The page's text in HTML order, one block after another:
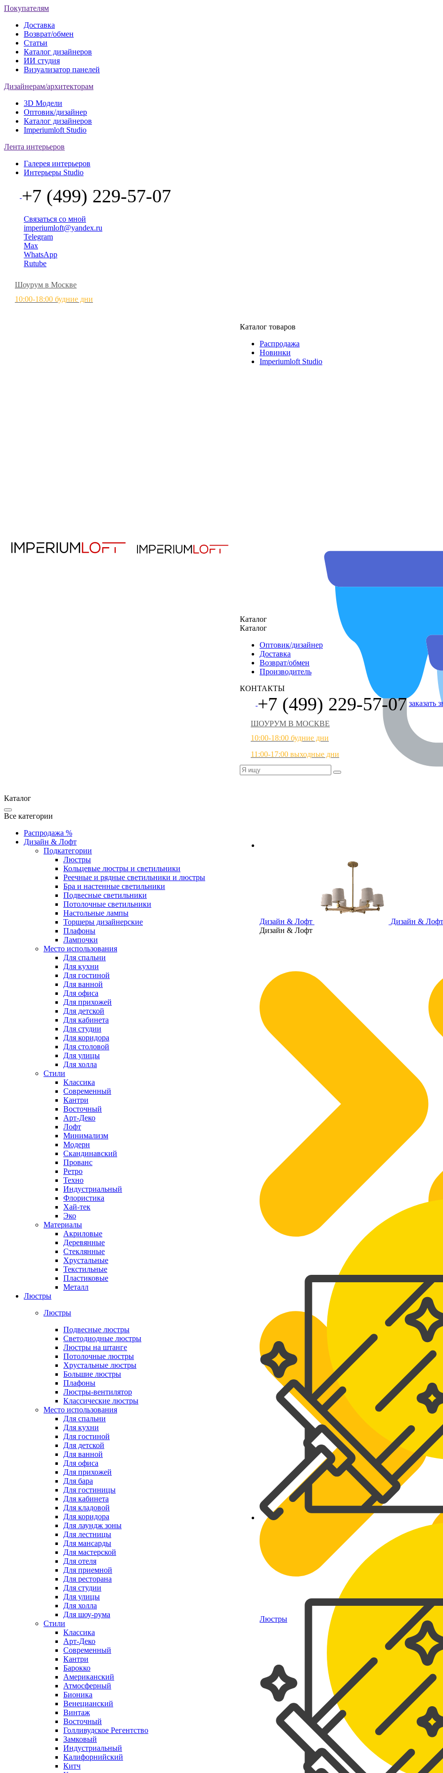
Покупателям
Доставка
Возврат/обмен
Статьи
Каталог дизайнеров
ИИ студия
Визуализатор панелей
Дизайнерам/архитекторам
3D Модели
Оптовик/дизайнер
Каталог дизайнеров
Imperiumloft Studio
Лента интерьеров
Галерея интерьеров
Интерьеры Studio
+7 (499) 229-57-07
Связаться со мной
imperiumloft@yandex.ru
Telegram
Max
WhatsApp
Rutube
Шоурум в Москве
10:00-18:00 будние дни
Каталог товаров
Распродажа
Новинки
Imperiumloft Studio
Дизайн & Лофт
Дизайн & Лофт
Дизайн & Лофт
Люстры
Каталог
Каталог
Оптовик/дизайнер
Доставка
Возврат/обмен
Производитель
КОНТАКТЫ
+7 (499) 229-57-07 заказать
ШОУРУМ В МОСКВЕ
10:00-18:00 будние дни
11:00-17:00 выходные дни
Каталог
Все категории
Распродажа %
Дизайн & Лофт
Подкатегории
Люстры
Кольцевые люстры и светильники
Реечные и рядные светильники и люстры
Бра и настенные светильники
Подвесные светильники
Потолочные светильники
Настольные лампы
Торшеры дизайнерские
Плафоны
Лампочки
Место использования
Для спальни
Для кухни
Для гостиной
Для ванной
Для офиса
Для прихожей
Для детской
Для кабинета
Для студии
Для коридора
Для столовой
Для улицы
Для холла
Стили
Классика
Современный
Кантри
Восточный
Арт-Деко
Лофт
Минимализм
Модерн
Скандинавский
Прованс
Ретро
Техно
Индустриальный
Флористика
Хай-тек
Эко
Материалы
Акриловые
Деревянные
Стеклянные
Хрустальные
Текстильные
Пластиковые
Металл
Люстры
Люстры
Подвесные люстры
Светодиодные люстры
Люстры на штанге
Потолочные люстры
Хрустальные люстры
Большие люстры
Плафоны
Люстры-вентилятор
Классические люстры
Место использования
Для спальни
Для кухни
Для гостиной
Для детской
Для ванной
Для офиса
Для прихожей
Для бара
Для гостиницы
Для кабинета
Для кладовой
Для коридора
Для лаундж зоны
Для лестницы
Для мансарды
Для мастерской
Для отеля
Для приемной
Для ресторана
Для студии
Для улицы
Для холла
Для шоу-рума
Стили
Классика
Арт-Деко
Современный
Кантри
Барокко
Американский
Атмосферный
Бионика
Венецианский
Винтаж
Восточный
Голливудское Регентство
Замковый
Индустриальный
Калифорнийский
Китч